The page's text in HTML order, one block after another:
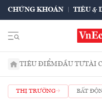
CHỨNG KHOÁN TIÊU &
TIÊU ĐIỂMĐẦU TƯTÀI
THỊ TRƯỜNG BẤT